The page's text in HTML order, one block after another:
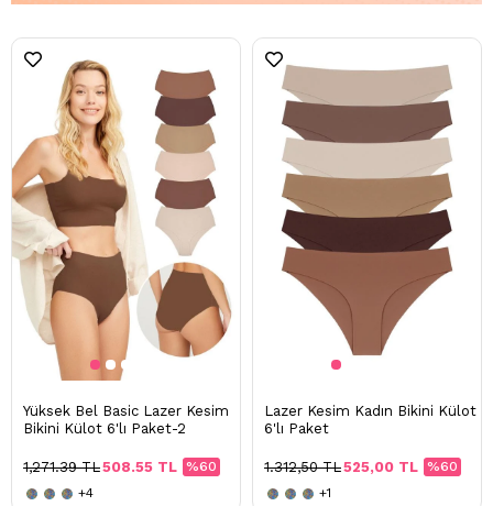
Yüksek Bel Basic Lazer Kesim
Bikini Külot 6'lı Paket-2
%60
508.55 TL
1,271.39 TL
+4
Lazer Kesim Kadın Bikini Külot
6'lı Paket
%60
525,00 TL
1.312,50 TL
+1